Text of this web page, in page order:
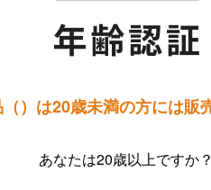
）は20歳未満の方には販
あなたは20歳以上ですか？